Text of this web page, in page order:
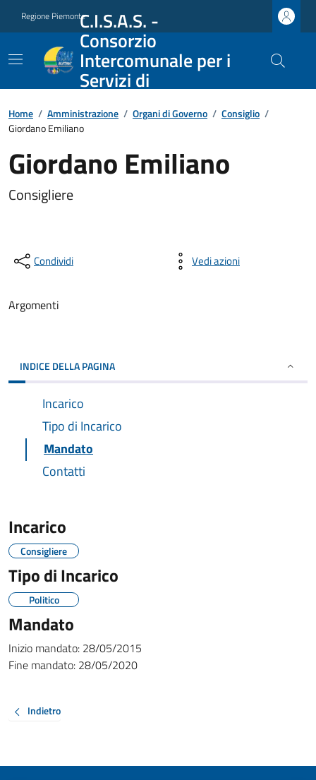
Regione PiemonteC.I.S.A.S. -
Consorzio
Intercomunale per i
Servizi di
Home / Amministrazione / Organi di Governo / Consiglio /
Giordano Emiliano
Giordano Emiliano
Consigliere
Condividi Vedi azioni
Argomenti
INDICE DELLA PAGINA
Incarico
Tipo di Incarico
Mandato
Contatti
Incarico
Consigliere
Tipo di Incarico
Politico
Mandato
Inizio mandato: 28/05/2015
Fine mandato: 28/05/2020
Indietro